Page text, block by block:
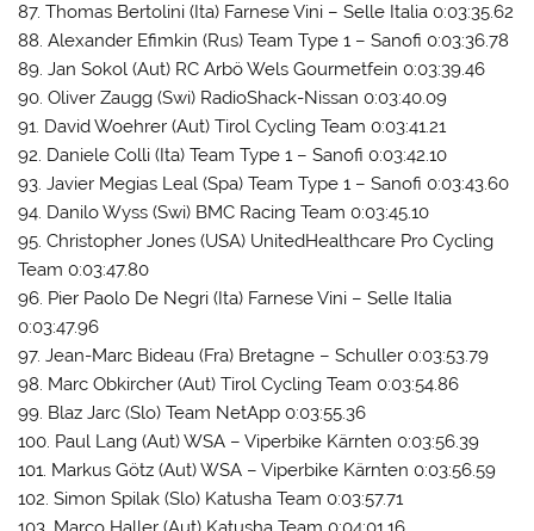
87. Thomas Bertolini (Ita) Farnese Vini – Selle Italia 0:03:35.62
88. Alexander Efimkin (Rus) Team Type 1 – Sanofi 0:03:36.78
89. Jan Sokol (Aut) RC Arbö Wels Gourmetfein 0:03:39.46
90. Oliver Zaugg (Swi) RadioShack-Nissan 0:03:40.09
91. David Woehrer (Aut) Tirol Cycling Team 0:03:41.21
92. Daniele Colli (Ita) Team Type 1 – Sanofi 0:03:42.10
93. Javier Megias Leal (Spa) Team Type 1 – Sanofi 0:03:43.60
94. Danilo Wyss (Swi) BMC Racing Team 0:03:45.10
95. Christopher Jones (USA) UnitedHealthcare Pro Cycling
Team 0:03:47.80
96. Pier Paolo De Negri (Ita) Farnese Vini – Selle Italia
0:03:47.96
97. Jean-Marc Bideau (Fra) Bretagne – Schuller 0:03:53.79
98. Marc Obkircher (Aut) Tirol Cycling Team 0:03:54.86
99. Blaz Jarc (Slo) Team NetApp 0:03:55.36
100. Paul Lang (Aut) WSA – Viperbike Kärnten 0:03:56.39
101. Markus Götz (Aut) WSA – Viperbike Kärnten 0:03:56.59
102. Simon Spilak (Slo) Katusha Team 0:03:57.71